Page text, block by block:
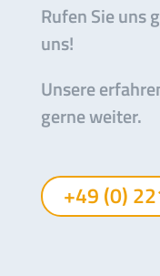
Rufen Sie uns
uns!
Unsere
gerne weiter.
+49 (0)